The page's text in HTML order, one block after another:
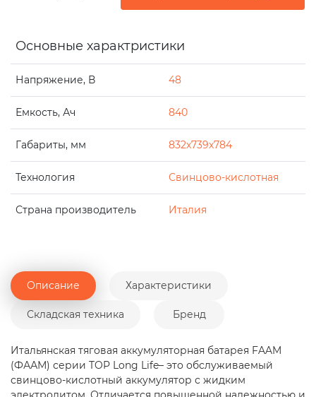
Основные характристики
Напряжение, В 48
Емкость, Ач 840
Габариты, мм 832x739x784
Технология Свинцово-кислотная
Страна производитель Италия
Описание Характеристики
Складская техника Бренд
Итальянская тяговая аккумуляторная батарея FAAM
(ФААМ) серии TOP Long Life– это обслуживаемый
свинцово-кислотный аккумулятор с жидким